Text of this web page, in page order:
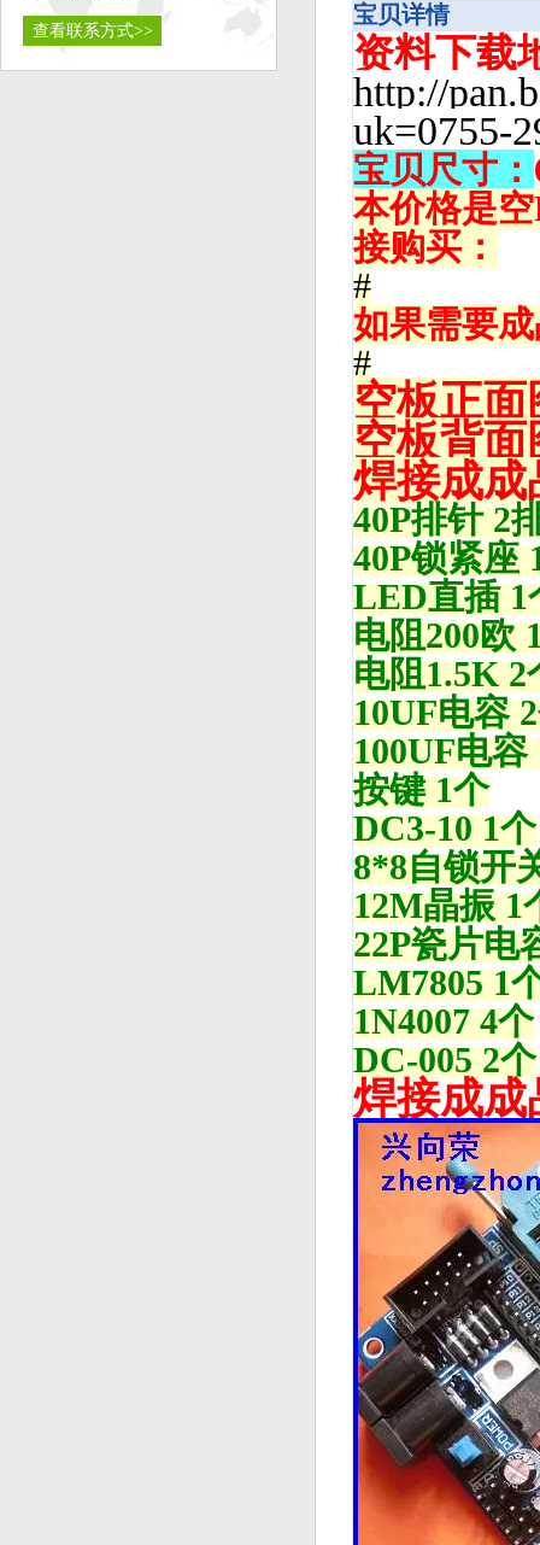
查看联系方式>>
宝贝详情
资料下载
http://
uk=0755-
宝贝尺寸：
本价格是
接购买：
#
如果需要
#
空板正面
空板背面
焊接成成
40P排针 2
40P锁紧座
LED直插 1
电阻200欧
电阻1.5K 2
10UF电容
100UF电容
按键 1个
DC3-10 1个
8*8自锁开
12M晶振 1
22P瓷片电
LM7805 1
1N4007 4个
DC-005 2个
焊接成成